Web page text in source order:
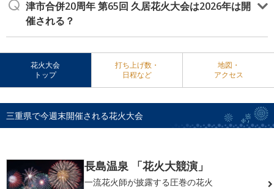
津市合併20周年 第65回 久居花火大会は2026年は開
催される？
花火大会
トップ
打ち上げ数・
日程など
地図・
アクセス
三重県で今週末開催される花火大会
長島温泉 「花火大競演」
一流花火師が披露する圧巻の花火